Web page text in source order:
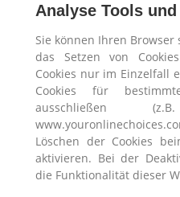
Analyse Tools
Sie können Ihren
das Setzen von
Cookies nur im Einzelfall
Cookies für
ausschließen
Löschen der Cookies
aktivieren. Bei der
die Funktionalität dieser